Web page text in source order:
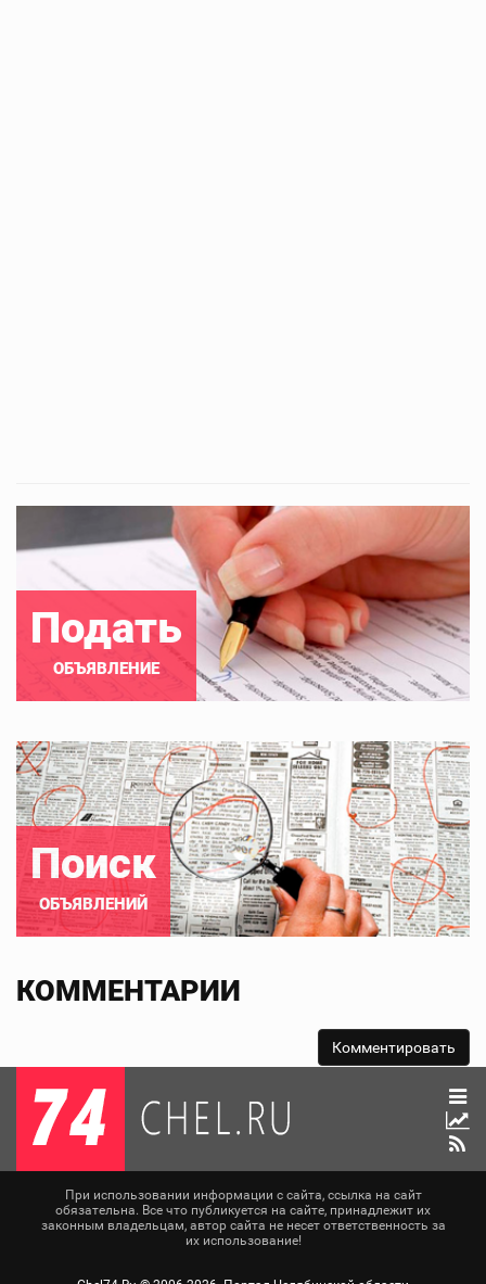
Подать
ОБЪЯВЛЕНИЕ
Поиск
ОБЪЯВЛЕНИЙ
КОММЕНТАРИИ
При использовании информации с сайта, ссылка на сайт
обязательна. Все что публикуется на сайте, принадлежит их
законным владельцам, автор сайта не несет ответственность за
их использование!